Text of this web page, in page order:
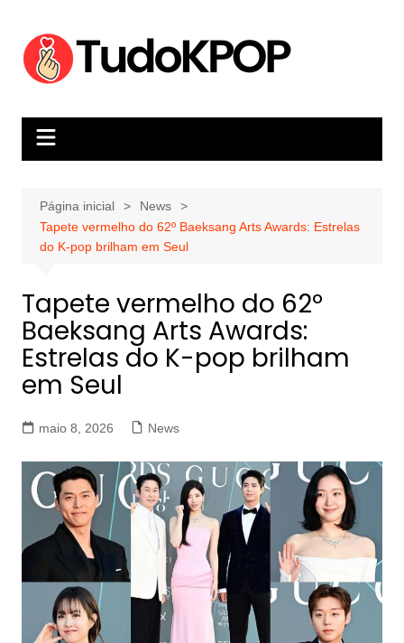
conteúdo
Página inicial
News
Tapete vermelho do 62º Baeksang Arts Awards: Estrelas
do K-pop brilham em Seul
Tapete vermelho do 62º
Baeksang Arts Awards:
Estrelas do K-pop brilham
em Seul
maio 8, 2026 News